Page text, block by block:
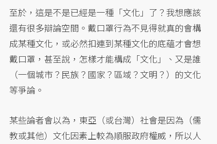
至於，這是不是已經是一種「文化」了？我想應該
還有很多辯論空間。戴口罩行為不見得就真的會構
成某種文化，或必然扣連到某種文化的底蘊才會想
戴口罩，甚至說，怎樣才能構成「文化」、又是誰
（一個城市？民族？國家？區域？文明？）的文化
等爭論。
某些論者會以為，東亞（或台灣）社會是因為（儒
教或其他）文化因素上較為順服政府權威，所以人